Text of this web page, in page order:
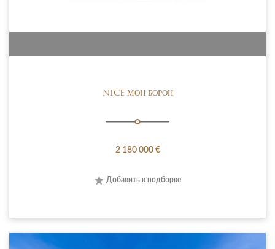
NICE МОН БОРОН
2 180 000 €
Добавить к подборке